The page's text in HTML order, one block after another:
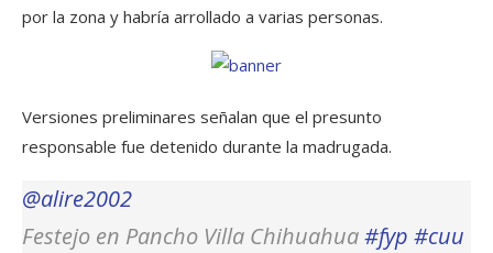
por la zona y habría arrollado a varias personas.
Versiones preliminares señalan que el presunto
responsable fue detenido durante la madrugada.
@alire2002
Festejo en Pancho Villa Chihuahua#fyp #cuu